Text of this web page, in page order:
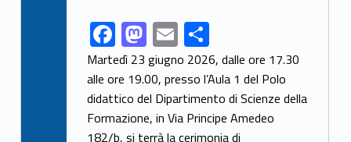
Link identifier share facebook archive #share-link-archive-38198F
ac
e
b
o
M
as
to
d
o
E
m
ai
l
S
h
ar
e
Martedì 23 giugno 2026, dalle ore 17.30
alle ore 19.00, presso l’Aula 1 del Polo
didattico del Dipartimento di Scienze della
Formazione, in Via Principe Amedeo
182/b, si terrà la cerimonia di